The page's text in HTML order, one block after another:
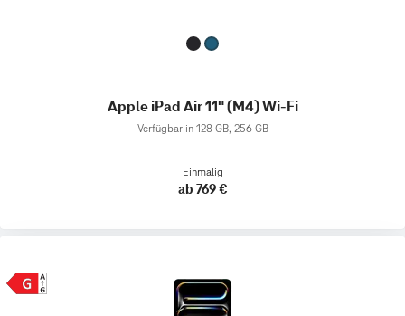
Apple iPad Air 11" (M4) Wi-Fi
Verfügbar in 128 GB, 256 GB
Einmalig
ab 769 €